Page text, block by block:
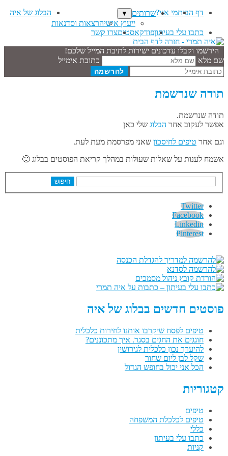
דף הביתמי אני?שרותים ▼
ייעוץ אישיהרצאות וסדנאות
הבלוג של איה
כתבו עלי בעיתוןפודקאסטיםצרו קשר
הירשמו וקבלו עדכונים ישירות לתיבת המייל שלכם!
שם מלא
כתובת אימייל
תודה שנרשמת
תודה שנרשמת.
אפשר לעקוב אחר הבלוג שלי כאן
וגם אחר טיפים לחיסכון שאני מפרסמת מעת לעת.
אשמח לענות על שאלות שעולות במהלך קריאת הפוסטים בבלוג 🙂
חיפוש
Twitter
Facebook
Linkedin
Pinterest
פוסטים חדשים בבלוג של איה
טיפים לפסח שיקרבו אותנו לחירות כלכלית
חוגגים את החגים בסגר. איך מתכוננים?
להיערך נכון כלכלית לגירושין
שקל לבן ליום שחור
הכל אני יכול בחופש הגדול
קטגוריות
טיפים
טיפים לכלכלת המשפחה
כללי
כתבו עלי בעיתון
קניות